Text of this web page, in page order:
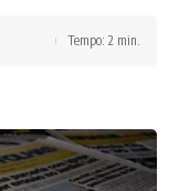
Tempo: 2 min.